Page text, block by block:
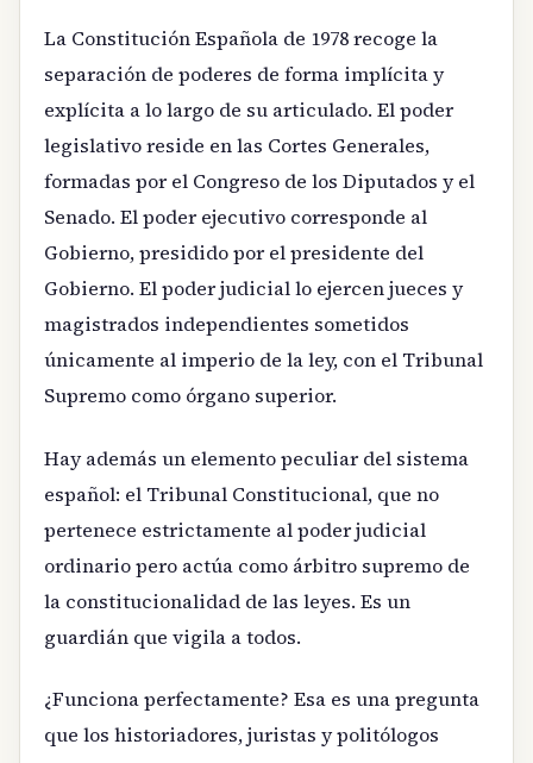
La Constitución Española de 1978 recoge la
separación de poderes de forma implícita y
explícita a lo largo de su articulado. El poder
legislativo reside en las Cortes Generales,
formadas por el Congreso de los Diputados y el
Senado. El poder ejecutivo corresponde al
Gobierno, presidido por el presidente del
Gobierno. El poder judicial lo ejercen jueces y
magistrados independientes sometidos
únicamente al imperio de la ley, con el Tribunal
Supremo como órgano superior.
Hay además un elemento peculiar del sistema
español: el Tribunal Constitucional, que no
pertenece estrictamente al poder judicial
ordinario pero actúa como árbitro supremo de
la constitucionalidad de las leyes. Es un
guardián que vigila a todos.
¿Funciona perfectamente? Esa es una pregunta
que los historiadores, juristas y politólogos